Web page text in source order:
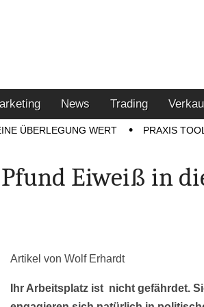
News Trading
ÜBERLEGUNG WERT PRAXIS
Eiweiß in
Artikel von Wolf Erhardt
Ihr Arbeitsplatz ist nicht gefährdet.